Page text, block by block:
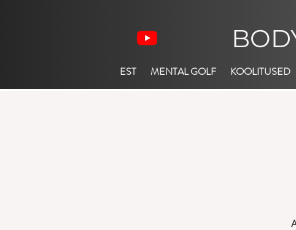
EST MENTAL GOLF KOOLITUSED